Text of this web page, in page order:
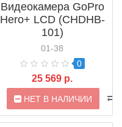
Видеокамера GoPro
Hero+ LCD (CHDHB-
101)
01-38
0
25 569 р.
НЕТ В НАЛИЧИИ